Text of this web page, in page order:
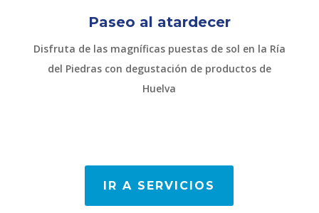
Paseo al atardecer
Disfruta de las magníficas puestas de sol en la Ría
del Piedras con degustación de productos de
Huelva
IR A SERVICIOS